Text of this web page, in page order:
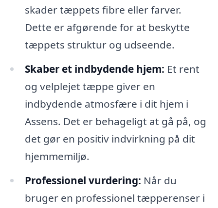
skader tæppets fibre eller farver.
Dette er afgørende for at beskytte
tæppets struktur og udseende.
Skaber et indbydende hjem: Et rent
og velplejet tæppe giver en
indbydende atmosfære i dit hjem i
Assens. Det er behageligt at gå på, og
det gør en positiv indvirkning på dit
hjemmemiljø.
Professionel vurdering: Når du
bruger en professionel tæpperenser i